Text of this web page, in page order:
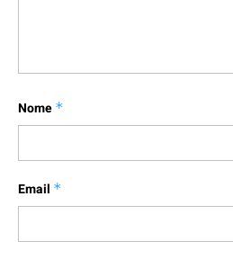
Nome *
Email *